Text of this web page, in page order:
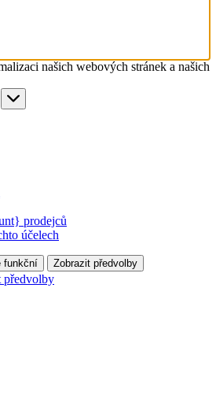
našich webových stránek a našich
prodejců
účelech
funkční
Zobrazit předvolby
předvolby